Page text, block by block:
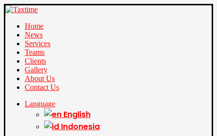
Home
News
Services
Teams
Clients
Gallery
About Us
Contact Us
Language
English
Indonesia